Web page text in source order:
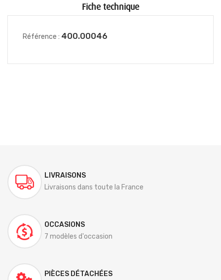
Fiche technique
Référence : 400.00046
LIVRAISONS
Livraisons dans toute la France
OCCASIONS
7 modèles d'occasion
PIÈCES DÉTACHÉES